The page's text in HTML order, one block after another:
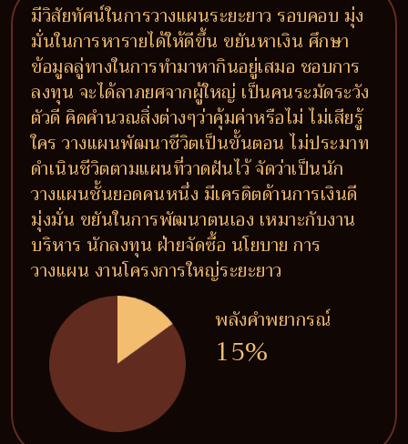
มีวิสัยทัศน์ในการวางแผนระยะยาว รอบคอบ มุ่ง
มั่นในการหารายได้ให้ดีขึ้น ขยันหาเงิน ศึกษา
ข้อมูลลู่ทางในการทำมาหากินอยู่เสมอ ชอบการ
ลงทุน จะได้ลาภยศจากผู้ใหญ่ เป็นคนระมัดระวัง
ตัวดี คิดคำนวณสิ่งต่างๆว่าคุ้มค่าหรือไม่ ไม่เสียรู้
ใคร วางแผนพัฒนาชีวิตเป็นขั้นตอน ไม่ประมาท
ดำเนินชีวิตตามแผนที่วาดฝันไว้ จัดว่าเป็นนัก
วางแผนชั้นยอดคนหนึ่ง มีเครดิตด้านการเงินดี
มุ่งมั่น ขยันในการพัฒนาตนเอง เหมาะกับงาน
บริหาร นักลงทุน ฝ่ายจัดซื้อ นโยบาย การ
วางแผน งานโครงการใหญ่ระยะยาว
พลังคำพยากรณ์
15%